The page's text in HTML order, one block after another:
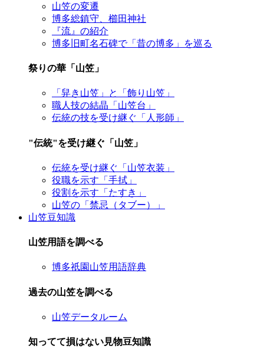
山笠の変遷
博多総鎮守、櫛田神社
『流』の紹介
博多旧町名石碑で「昔の博多」を巡る
祭りの華「山笠」
「舁き山笠」と「飾り山笠」
職人技の結晶「山笠台」
伝統の技を受け継ぐ「人形師」
"伝統"を受け継ぐ「山笠」
伝統を受け継ぐ「山笠衣装」
役職を示す「手拭」
役割を示す「たすき」
山笠の「禁忌（タブー）」
山笠豆知識
山笠用語を調べる
博多祇園山笠用語辞典
過去の山笠を調べる
山笠データルーム
知ってて損はない見物豆知識